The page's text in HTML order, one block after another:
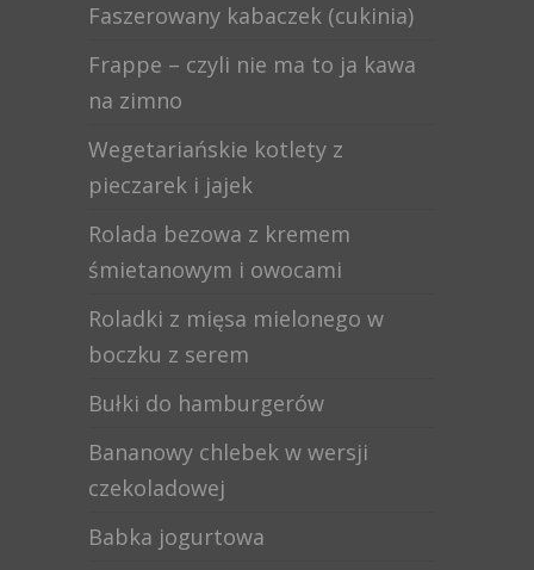
Faszerowany kabaczek (cukinia)
Frappe – czyli nie ma to ja kawa
na zimno
Wegetariańskie kotlety z
pieczarek i jajek
Rolada bezowa z kremem
śmietanowym i owocami
Roladki z mięsa mielonego w
boczku z serem
Bułki do hamburgerów
Bananowy chlebek w wersji
czekoladowej
Babka jogurtowa